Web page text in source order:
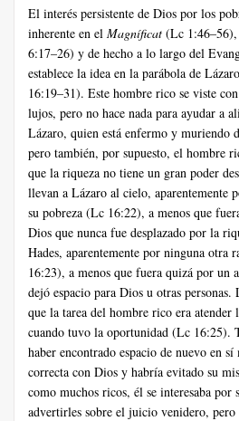
El interés persistente de Dios por los
inherente en el Magníficat (Lc 1:46–56),
6:17–26) y de hecho a lo largo del
establece la idea en la parábola de
16:19–31). Este hombre rico se viste
lujos, pero no hace nada para ayudar a
Lázaro, quien está enfermo y muriendo
pero también, por supuesto, el hombre
que la riqueza no tiene un gran poder
llevan a Lázaro al cielo, aparentemente
su pobreza (Lc 16:22), a menos que
Dios que nunca fue desplazado por la
Hades, aparentemente por ninguna otra
16:23), a menos que fuera quizá por un
dejó espacio para Dios u otras
que la tarea del hombre rico era atender
cuando tuvo la oportunidad (Lc 16:25).
haber encontrado espacio de nuevo en
correcta con Dios y habría evitado su
como muchos ricos, él se interesaba
advertirles sobre el juicio venidero,